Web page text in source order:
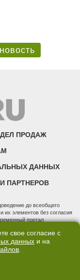
ПРОДАЖ
ДАННЫХ
ПАРТНЕРОВ
до всеобщего
их элементов без согласия
портал
и массовых коммуникаций
76634 от 02.09.2019
"66.ру". Юридический
620014, Свердловская
+7 (343) 288-50-66
свое согласие с
данных и на
.